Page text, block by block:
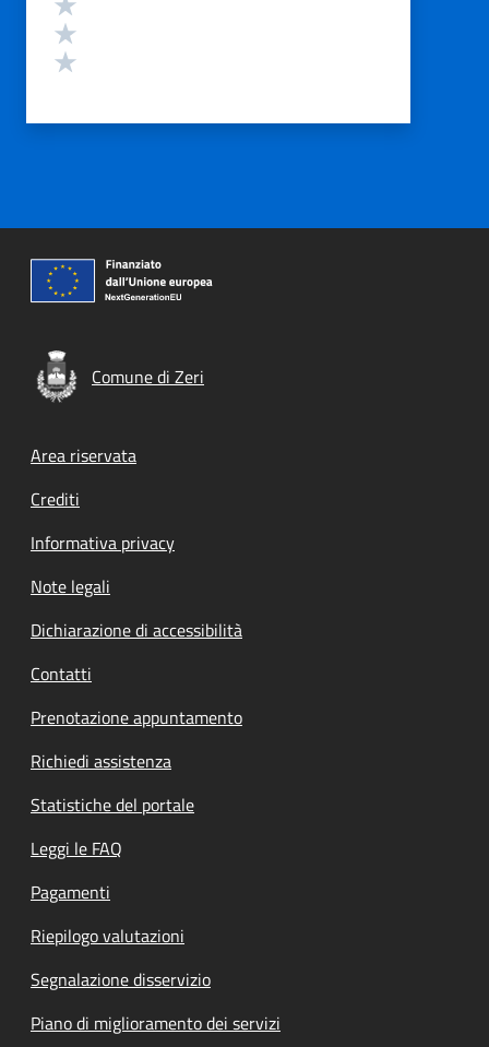
Comune di Zeri
Footer menu
Area riservata
Crediti
Informativa privacy
Note legali
Dichiarazione di accessibilità
Contatti
Prenotazione appuntamento
Richiedi assistenza
Statistiche del portale
Leggi le FAQ
Pagamenti
Riepilogo valutazioni
Segnalazione disservizio
Piano di miglioramento dei servizi